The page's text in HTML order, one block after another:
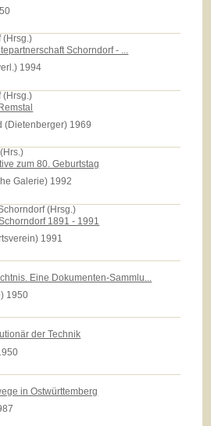
(Hrsg.)
Schorndorf - ...
1994
(Hrsg.)
(Dietenberger) 1969
zum 80. Geburtstag
Galerie) 1992
(Hrsg.)
1891 - 1991
1991
Eine Dokumenten-Sammlu...
1950
der Technik
in Ostwürttemberg